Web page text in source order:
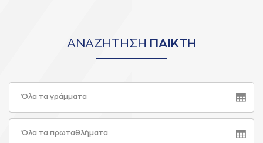
ΑΝΑΖΗΤΗΣΗ ΠΑΙΚΤΗ
Όλα τα γράμματα
Όλα τα πρωταθλήματα